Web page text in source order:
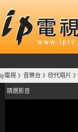
ip電視 》 音樂台 》 欣代唱片 》
精選影音